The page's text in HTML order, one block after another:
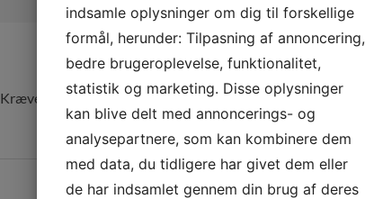
Krævede felter er markeret med*
indsamle oplysninger om dig til forskellige
formål, herunder: Tilpasning af annoncering,
bedre brugeroplevelse, funktionalitet,
statistik og marketing. Disse oplysninger
kan blive delt med annoncerings- og
analysepartnere, som kan kombinere dem
med data, du tidligere har givet dem eller
de har indsamlet gennem din brug af deres